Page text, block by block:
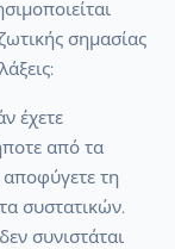
σημασίας
έχετε
από τα
αποφύγετε τη
συστατικών.
συνιστάται